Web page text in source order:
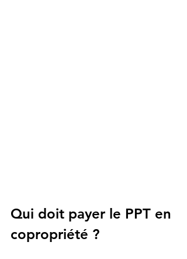
Qui doit payer le PPT en
copropriété ?